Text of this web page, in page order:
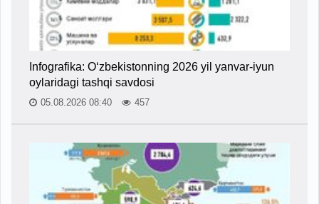
Infografika: O‘zbekistonning 2026 yil yanvar-iyun
oylaridagi tashqi savdosi
05.08.2026 08:40 457